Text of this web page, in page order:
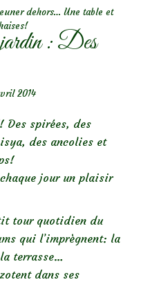
dehors… Une table et
jardin : Des
2014
Des spirées, des
des ancolies et
jour un plaisir
tour quotidien du
qui l’imprègnent: la
terrasse…
dans ses